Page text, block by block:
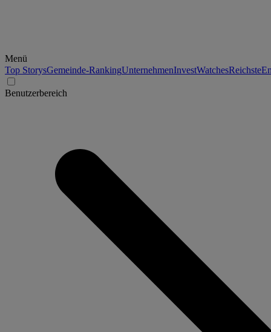
Menü
Top StorysGemeinde-RankingUnternehmenInvestWatchesReichste
Benutzerbereich